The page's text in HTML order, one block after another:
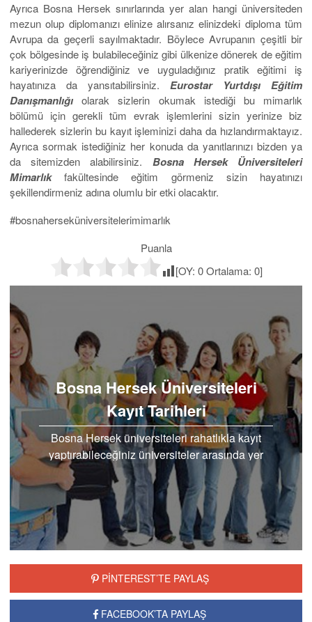
Ayrıca Bosna Hersek sınırlarında yer alan hangi üniversiteden
mezun olup diplomanızı elinize alırsanız elinizdeki diploma tüm
Avrupa da geçerli sayılmaktadır. Böylece Avrupanın çeşitli bir
çok bölgesinde iş bulabileceğiniz gibi ülkenize dönerek de eğitim
kariyerinizde öğrendiğiniz ve uyguladığınız pratik eğitimi iş
hayatınıza da yansıtabilirsiniz. Eurostar Yurtdışı Eğitim
Danışmanlığıolarak sizlerin okumak istediği bu mimarlık
bölümü için gerekli tüm evrak işlemlerini sizin yerinize biz
hallederek sizlerin bu kayıt işleminizi daha da hızlandırmaktayız.
Ayrıca sormak istediğiniz her konuda da yanıtlarınızı bizden ya
da sitemizden alabilirsiniz. Bosna Hersek Üniversiteleri
Mimarlıkfakültesinde eğitim görmeniz sizin hayatınızı
şekillendirmeniz adına olumlu bir etki olacaktır.
#bosnaherseküniversitelerimimarlık
Puanla
[OY: 0Ortalama: 0]
Bosna Hersek Üniversiteleri
Kayıt Tarihleri
Bosna Hersek üniversiteleri rahatlıkla kayıt
yaptırabileceğiniz üniversiteler arasında yer
alıyor. Bosna Hersek üniversiteleri kayıt tarihleri
kısıtlı..
PİNTEREST’TE PAYLAŞ
FACEBOOK’TA PAYLAŞ